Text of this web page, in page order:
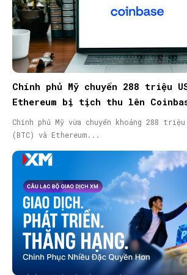
Chính phủ Mỹ chuyển 288 triệu
Ethereum bị tịch thu lên
Chính phủ Mỹ vừa chuyển khoảng 288
(BTC) và Ethereum...